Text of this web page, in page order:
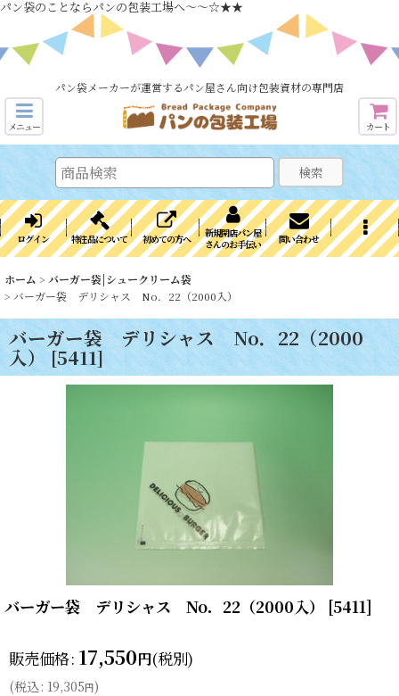
パン袋のことならパンの包装工場へ～～☆★★
パン袋メーカーが運営するパン屋さん向け包装資材の専門店
メニュー カート
検索
ログイン 特注品について 初めての方へ
新規開店パン屋
さんのお手伝い
問い合わせ
ホーム > バーガー袋|シュークリーム袋
> バーガー袋 デリシャス No．22（2000入）
バーガー袋 デリシャス No．22（2000
入） [5411]
バーガー袋 デリシャス No．22（2000入） [5411]
販売価格: 17,550円(税別)
(税込: 19,305円)